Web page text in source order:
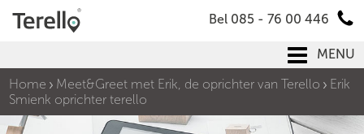
Bel 085 - 76 00 446
MENU
Home
Meet&Greet met Erik, de oprichter van Terello
Erik
Smienk oprichter terello